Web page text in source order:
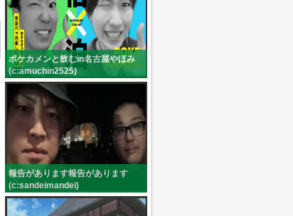
ポケカメンと飲むin名古屋やほみ
(c:amuchin2525)
報告があります報告があります
(c:sandeimandei)